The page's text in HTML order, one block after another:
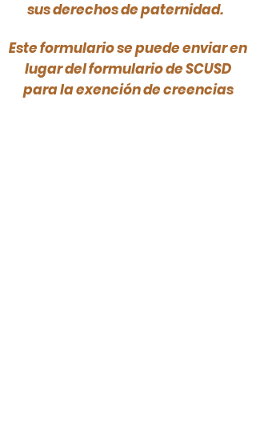
sus derechos de paternidad.
Este formulario se puede enviar en
lugar del formulario de SCUSD
para la exención de creencias